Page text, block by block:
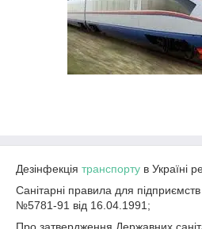
Дезінфекція транспорту в Україні
Санітарні правила для підприємств
№5781-91 від 16.04.1991;